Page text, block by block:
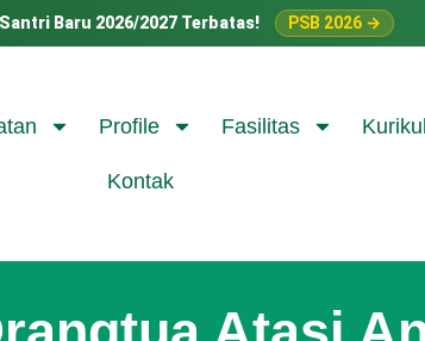
Baru 2026/2027 Terbatas! PSB 2026 →
Profile Fasilitas
Kontak